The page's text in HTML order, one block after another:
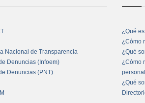
Nacional de Transparencia
Denuncias (Infoem)
Denuncias (PNT)
¿Qué
¿Cómo
¿Qué
¿Cómo
¿Qué